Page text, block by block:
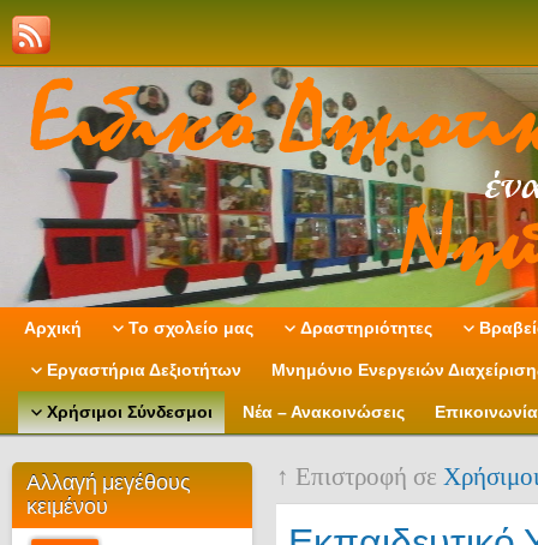
Αρχική Το σχολείο μας Δραστηριότητες
Εργαστήρια Δεξιοτήτων Μνημόνιο Ενεργειών
Χρήσιμοι Σύνδεσμοι Νέα – Ανακοινώσεις Επικοινωνία
Αλλαγή μεγέθους
κειμένου
↑ Επιστροφή σε